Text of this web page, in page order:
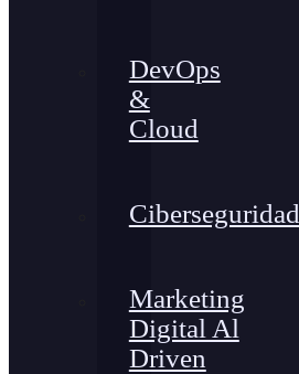
DevOps
&
Cloud
Ciberseguridad
Marketing
Digital Al
Driven